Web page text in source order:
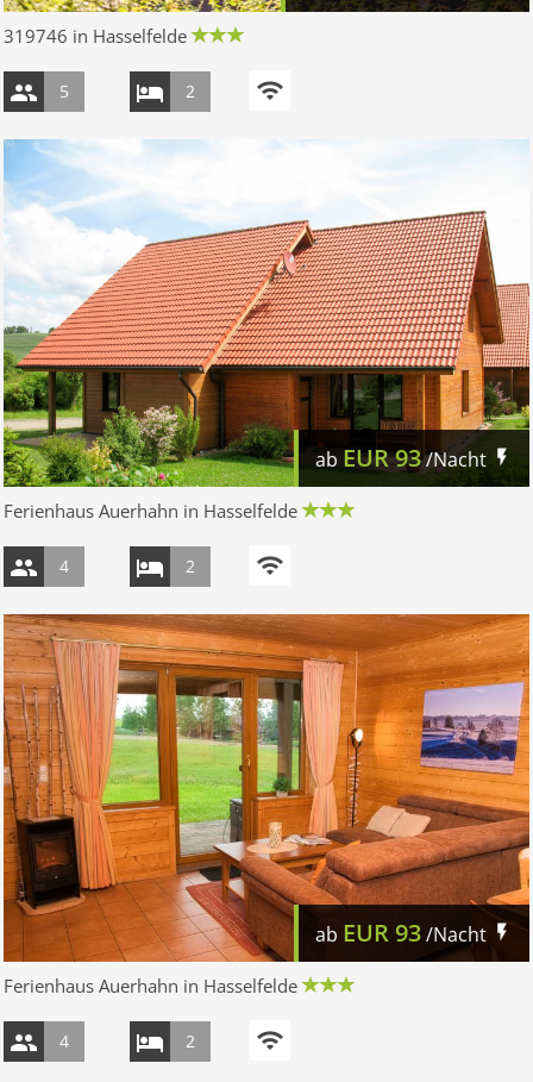
319746 in Hasselfelde
5 2
ab EUR93/Nacht
Ferienhaus Auerhahn in Hasselfelde
4 2
ab EUR93/Nacht
Ferienhaus Auerhahn in Hasselfelde
4 2